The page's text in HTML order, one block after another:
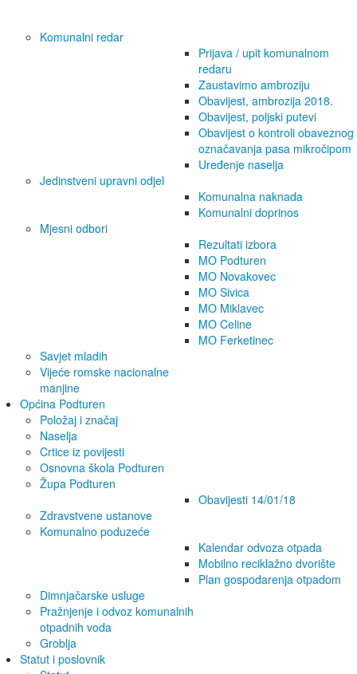
Komunalni redar
Prijava / upit komunalnom
redaru
Zaustavimo ambroziju
Obavijest, ambrozija 2018.
Obavijest, poljski putevi
Obavijest o kontroli obaveznog
označavanja pasa mikročipom
Uređenje naselja
Jedinstveni upravni odjel
Komunalna naknada
Komunalni doprinos
Mjesni odbori
Rezultati izbora
MO Podturen
MO Novakovec
MO Sivica
MO Miklavec
MO Celine
MO Ferketinec
Savjet mladih
Vijeće romske nacionalne
manjine
Općina Podturen
Položaj i značaj
Naselja
Crtice iz povijesti
Osnovna škola Podturen
Župa Podturen
Obavijesti 14/01/18
Zdravstvene ustanove
Komunalno poduzeće
Kalendar odvoza otpada
Mobilno reciklažno dvorište
Plan gospodarenja otpadom
Dimnjačarske usluge
Pražnjenje i odvoz komunalnih
otpadnih voda
Groblja
Statut i poslovnik